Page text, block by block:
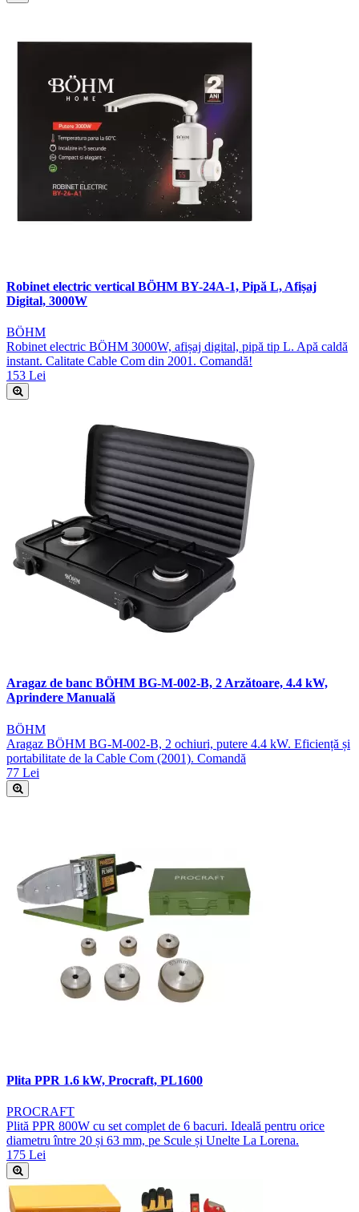
Robinet electric vertical BÖHM BY-24A-1, Pipă L, Afișaj
Digital, 3000W
BÖHM
Robinet electric BÖHM 3000W, afișaj digital, pipă tip L. Apă caldă
instant. Calitate Cable Com din 2001. Comandă!
153 Lei
Aragaz de banc BÖHM BG-M-002-B, 2 Arzătoare, 4.4 kW,
Aprindere Manuală
BÖHM
Aragaz BÖHM BG-M-002-B, 2 ochiuri, putere 4.4 kW. Eficiență și
portabilitate de la Cable Com (2001). Comandă
77 Lei
Plita PPR 1.6 kW, Procraft, PL1600
PROCRAFT
Plită PPR 800W cu set complet de 6 bacuri. Ideală pentru orice
diametru între 20 și 63 mm, pe Scule și Unelte La Lorena.
175 Lei